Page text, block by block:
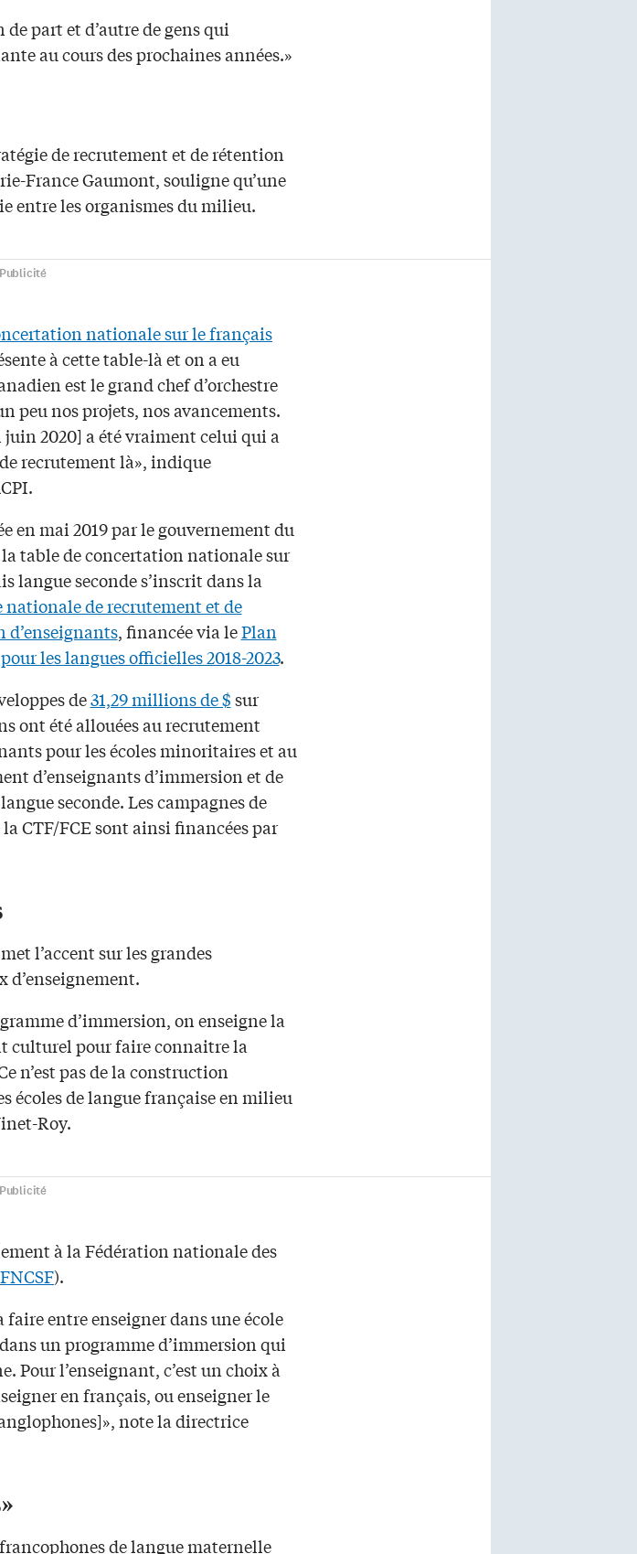
de part et d’autre de gens qui
au cours des prochaines années.»
de recrutement et de rétention
France Gaumont, souligne qu’une
entre les organismes du milieu.
Publicité
nationale sur le français
à cette table-là et on a eu
est le grand chef d’orchestre
peu nos projets, nos avancements.
juin 2020] a été vraiment celui qui a
recrutement là», indique
en mai 2019 par le gouvernement du
table de concertation nationale sur
langue seconde s’inscrit dans la
nationale de recrutement et de
d’enseignants, financée via lePlan
les langues officielles 2018-2023.
de31,29 millions de $sur
ont été allouées au recrutement
pour les écoles minoritaires et au
d’enseignants d’immersion et de
seconde. Les campagnes de
la CTF/FCE sont ainsi financées par
l’accent sur les grandes
d’enseignement.
d’immersion, on enseigne la
culturel pour faire connaitre la
n’est pas de la construction
écoles de langue française en milieu
Roy.
Publicité
à la Fédération nationale des
FNCSF).
entre enseigner dans une école
un programme d’immersion qui
Pour l’enseignant, c’est un choix à
en français, ou enseigner le
note la directrice
de langue maternelle